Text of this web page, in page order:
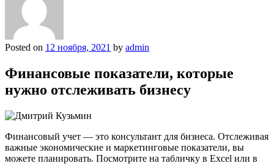
Posted on 12 ноября, 2021 by admin
Финансовые показатели, которые
нужно отслеживать бизнесу
Финансовый учет — это консультант для бизнеса. Отслеживая
важные экономические и маркетинговые показатели, вы
можете планировать. Посмотрите на табличку в Excel или в